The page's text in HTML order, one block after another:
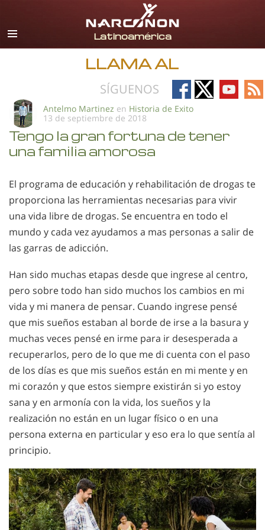
Español
Todas las Regiones/Idiomas
LLAMA AL
SÍGUENOS
Follow
on
Follow
on
Follow
on
on
Antelmo Martinez en Historia de Exito
13 de septiembre de 2018
Tengo la gran fortuna de tener
una familia amorosa
El programa de educación y rehabilitación de drogas te
proporciona las herramientas necesarias para vivir
una vida libre de drogas. Se encuentra en todo el
mundo y cada vez ayudamos a mas personas a salir de
las garras de adicción.
Han sido muchas etapas desde que ingrese al centro,
pero sobre todo han sido muchos los cambios en mi
vida y mi manera de pensar. Cuando ingrese pensé
que mis sueños estaban al borde de irse a la basura y
muchas veces pensé en irme para ir desesperada a
recuperarlos, pero de lo que me di cuenta con el paso
de los días es que mis sueños están en mi mente y en
mi corazón y que estos siempre existirán si yo estoy
sana y en armonía con la vida, los sueños y la
realización no están en un lugar físico o en una
persona externa en particular y eso era lo que sentía al
principio.